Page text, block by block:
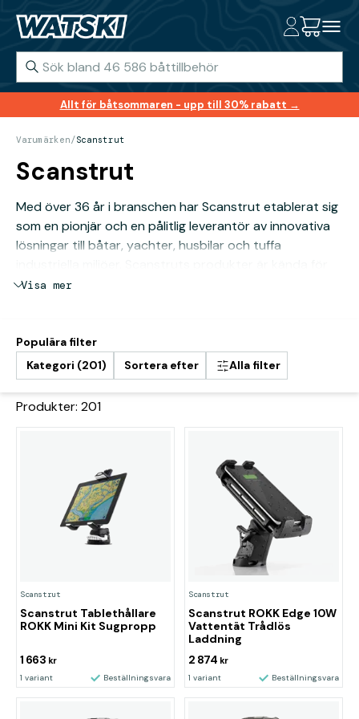
Allt för båtsommaren - upp till 30% rabatt →
Varumärken/Scanstrut
Scanstrut
Med över 36 år i branschen har Scanstrut etablerat sig
som en pionjär och en pålitlig leverantör av innovativa
lösningar till båtar, yachter, husbilar och tuffa
sin tillförlitlighet och prestanda under alla förhållanden.
Visa mer
Populära filter
Kategori (201)
Sortera efter Alla filter
Produkter: 201
Scanstrut
Scanstrut Tablethållare
ROKK Mini Kit Sugpropp
1 663 kr
1 variant Beställningsvara
Scanstrut
Scanstrut ROKK Edge 10W
Vattentät Trådlös
Laddning
2 874 kr
1 variant Beställningsvara